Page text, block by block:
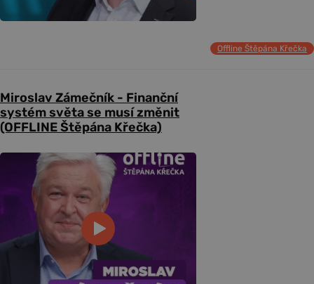
Offline Štěpána Křečka
Miroslav Zámečník - Finanční
systém světa se musí změnit
(OFFLINE Štěpána Křečka)